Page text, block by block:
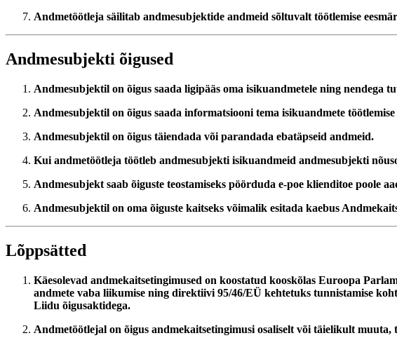
Andmetöötleja säilitab andmesubjektide andmeid sõltuvalt töötlemise
Andmesubjekti õigused
Andmesubjektil on õigus saada ligipääs oma isikuandmetele ning nendega
Andmesubjektil on õigus saada informatsiooni tema isikuandmete
Andmesubjektil on õigus täiendada või parandada ebatäpseid andmeid.
Kui andmetöötleja töötleb andmesubjekti isikuandmeid andmesubjekti
Andmesubjekt saab õiguste teostamiseks pöörduda e‑poe klienditoe poole
Andmesubjektil on oma õiguste kaitseks võimalik esitada kaebus
Lõppsätted
Käesolevad andmekaitsetingimused on koostatud kooskõlas Euroopa
andmete vaba liikumise ning direktiivi 95/46/EÜ kehtetuks tunnistamise
Liidu õigusaktidega.
Andmetöötlejal on õigus andmekaitsetingimusi osaliselt või täielikult muuta,